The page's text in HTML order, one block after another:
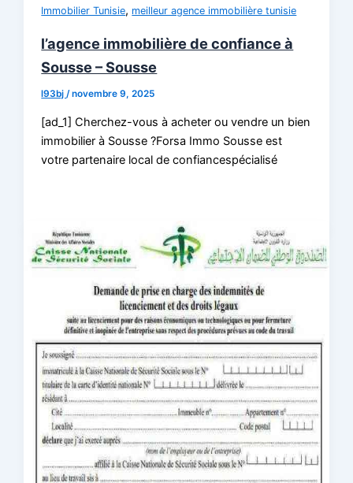
Immobilier Tunisie, meilleur agence immobilière tunisie
l’agence immobilière de confiance à
Sousse – Sousse
l93bj/novembre 9, 2025
[ad_1] Cherchez-vous à acheter ou vendre un bien
immobilier à Sousse ?Forsa Immo Sousse est
votre partenaire local de confiancespécialisé